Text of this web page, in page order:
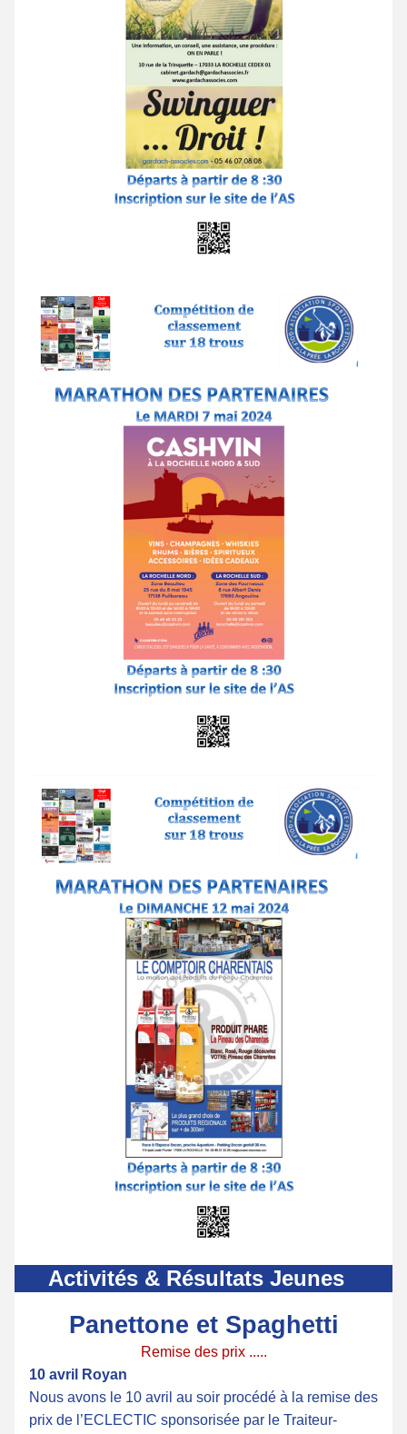
Activités & Résultats Jeunes
Panettone et Spaghetti
Remise des prix .....
10 avril Royan
Nous avons le 10 avril au soir procédé à la remise des
prix de l’ECLECTIC sponsorisée par le Traiteur-